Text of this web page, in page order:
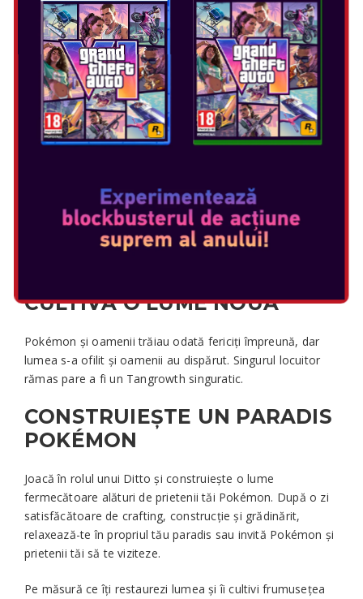
POKÉMON POKOPIA
Data Lansării: mar 5, 2026
Selectați ediția:
CONSTRUIEȘTE ORAȘE
POKÉMON!
Savurează viața lentă înPokémon Pokopia– un joc
relaxant de simulare a vieții dedicat craftingului, creării și
CULTIVĂ O LUME NOUĂ
Pokémon și oamenii trăiau odată fericiți împreună, dar
lumea s-a ofilit și oamenii au dispărut. Singurul locuitor
rămas pare a fi un Tangrowth singuratic.
CONSTRUIEȘTE UN PARADIS
POKÉMON
Joacă în rolul unui Ditto și construiește o lume
fermecătoare alături de prietenii tăi Pokémon. După o zi
satisfăcătoare de crafting, construcție și grădinărit,
relaxează-te în propriul tău paradis sau invită Pokémon și
prietenii tăi să te viziteze.
Pe măsură ce îți restaurezi lumea și îi cultivi frumusețea